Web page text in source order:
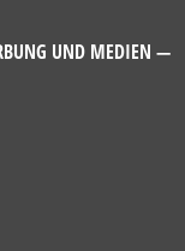
UND MEDIEN —